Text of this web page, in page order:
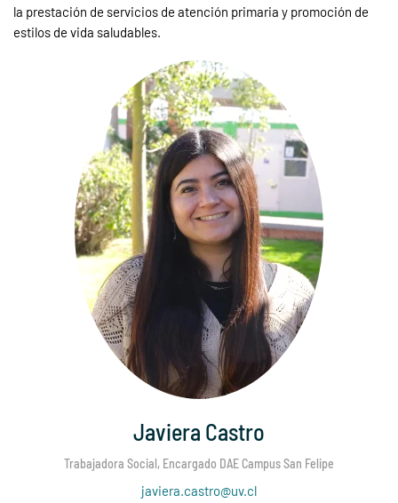
la prestación de servicios de atención primaria y promoción de
estilos de vida saludables.
Javiera Castro
Trabajadora Social, Encargado DAE Campus San Felipe
javiera.castro@uv.cl